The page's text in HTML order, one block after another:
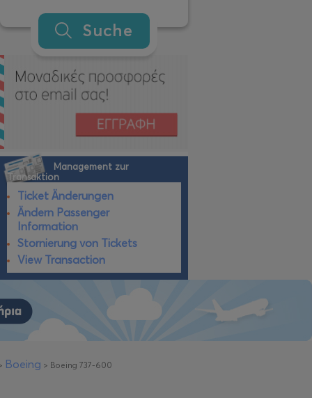
Suche
Management zur
Transaktion
Ticket Änderungen
Ändern Passenger
Information
Stornierung von Tickets
View Transaction
Boeing > Boeing 737-600